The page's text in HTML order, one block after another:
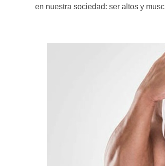
en nuestra sociedad: ser altos y